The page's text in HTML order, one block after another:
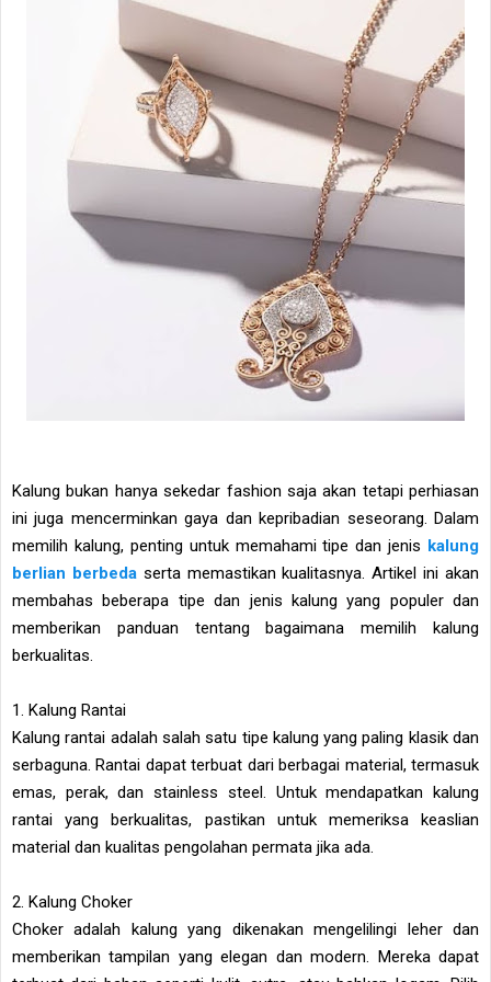
Kalung bukan hanya sekedar fashion saja akan tetapi perhiasan
ini juga mencerminkan gaya dan kepribadian seseorang. Dalam
memilih kalung, penting untuk memahami tipe dan jenis kalung
berlian berbedaserta memastikan kualitasnya. Artikel ini akan
membahas beberapa tipe dan jenis kalung yang populer dan
memberikan panduan tentang bagaimana memilih kalung
berkualitas.
1. Kalung Rantai
Kalung rantai adalah salah satu tipe kalung yang paling klasik dan
serbaguna. Rantai dapat terbuat dari berbagai material, termasuk
emas, perak, dan stainless steel. Untuk mendapatkan kalung
rantai yang berkualitas, pastikan untuk memeriksa keaslian
material dan kualitas pengolahan permata jika ada.
2. Kalung Choker
Choker adalah kalung yang dikenakan mengelilingi leher dan
memberikan tampilan yang elegan dan modern. Mereka dapat